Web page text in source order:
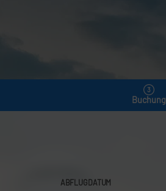
Buchung
ABFLUGDATUM